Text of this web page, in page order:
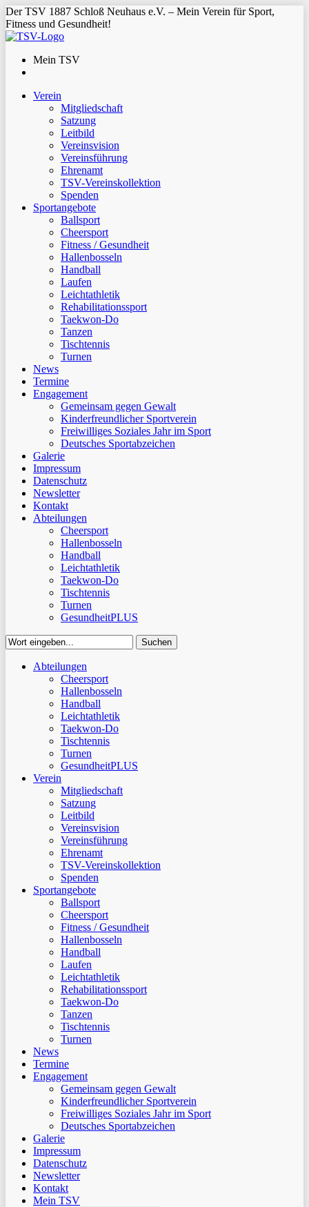
Der TSV 1887 Schloß Neuhaus e.V. – Mein Verein für Sport,
Fitness und Gesundheit!
Mein TSV
Verein
Mitgliedschaft
Satzung
Leitbild
Vereinsvision
Vereinsführung
Ehrenamt
TSV-Vereinskollektion
Spenden
Sportangebote
Ballsport
Cheersport
Fitness / Gesundheit
Hallenbosseln
Handball
Laufen
Leichtathletik
Rehabilitationssport
Taekwon-Do
Tanzen
Tischtennis
Turnen
News
Termine
Engagement
Gemeinsam gegen Gewalt
Kinderfreundlicher Sportverein
Freiwilliges Soziales Jahr im Sport
Deutsches Sportabzeichen
Galerie
Impressum
Datenschutz
Newsletter
Kontakt
Abteilungen
Cheersport
Hallenbosseln
Handball
Leichtathletik
Taekwon-Do
Tischtennis
Turnen
GesundheitPLUS
Suchen
SuchenAbteilungen
Cheersport
Hallenbosseln
Handball
Leichtathletik
Taekwon-Do
Tischtennis
Turnen
GesundheitPLUS
Verein
Mitgliedschaft
Satzung
Leitbild
Vereinsvision
Vereinsführung
Ehrenamt
TSV-Vereinskollektion
Spenden
Sportangebote
Ballsport
Cheersport
Fitness / Gesundheit
Hallenbosseln
Handball
Laufen
Leichtathletik
Rehabilitationssport
Taekwon-Do
Tanzen
Tischtennis
Turnen
News
Termine
Engagement
Gemeinsam gegen Gewalt
Kinderfreundlicher Sportverein
Freiwilliges Soziales Jahr im Sport
Deutsches Sportabzeichen
Galerie
Impressum
Datenschutz
Newsletter
Kontakt
Mein TSV